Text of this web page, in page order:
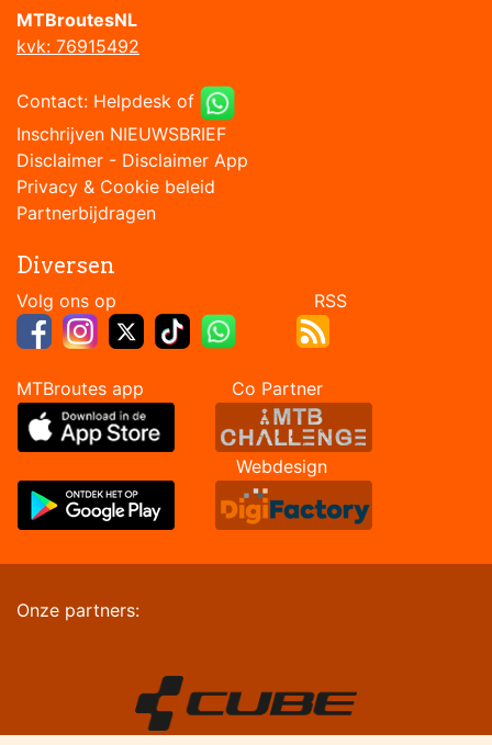
MTBroutesNL
kvk: 76915492
Contact: Helpdesk of
Inschrijven NIEUWSBRIEF
Disclaimer - Disclaimer App
Privacy & Cookie beleid
Partnerbijdragen
Diversen
Volg ons op RSS
MTBroutes app Co Partner
Webdesign
Onze partners: